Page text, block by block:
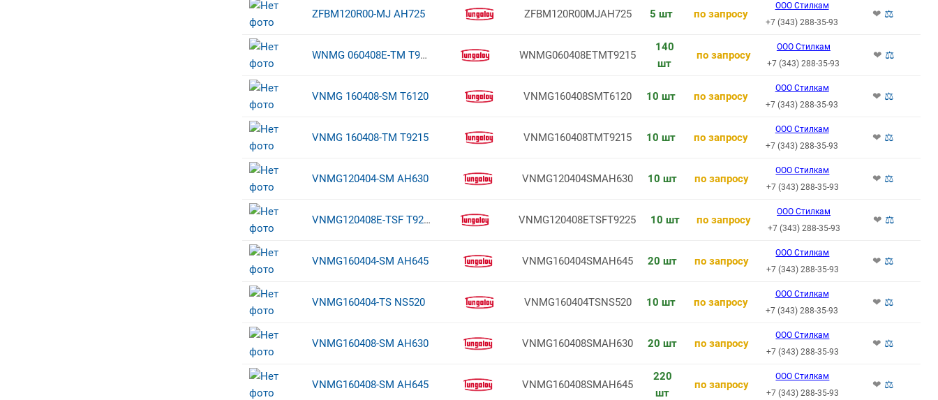
ZFBM120R00-MJ AH725 ZFBM120R00MJAH725 5 шт по запросу
ООО Стилкам
+7 (343) 288-35-93
❤ ⚖
WNMG 060408E-TM T9215 WNMG060408ETMT9215
140
шт
по запросу
ООО Стилкам
+7 (343) 288-35-93
❤ ⚖
VNMG 160408-SM T6120 VNMG160408SMT6120 10 шт по запросу
ООО Стилкам
+7 (343) 288-35-93
❤ ⚖
VNMG 160408-TM T9215 VNMG160408TMT9215 10 шт по запросу
ООО Стилкам
+7 (343) 288-35-93
❤ ⚖
VNMG120404-SM AH630 VNMG120404SMAH630 10 шт по запросу
ООО Стилкам
+7 (343) 288-35-93
❤ ⚖
VNMG120408E-TSF T9225 VNMG120408ETSFT9225 10 шт по запросу
ООО Стилкам
+7 (343) 288-35-93
❤ ⚖
VNMG160404-SM AH645 VNMG160404SMAH645 20 шт по запросу
ООО Стилкам
+7 (343) 288-35-93
❤ ⚖
VNMG160404-TS NS520 VNMG160404TSNS520 10 шт по запросу
ООО Стилкам
+7 (343) 288-35-93
❤ ⚖
VNMG160408-SM AH630 VNMG160408SMAH630 20 шт по запросу
ООО Стилкам
+7 (343) 288-35-93
❤ ⚖
VNMG160408-SM AH645 VNMG160408SMAH645
220
шт
по запросу
ООО Стилкам
+7 (343) 288-35-93
❤ ⚖